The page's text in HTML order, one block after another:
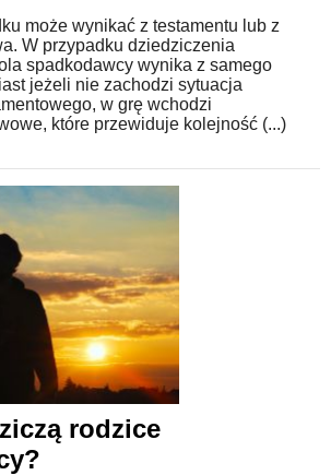
może wynikać z testamentu lub z
W przypadku dziedziczenia
spadkodawcy wynika z samego
jeżeli nie zachodzi sytuacja
w grę wchodzi
które przewiduje kolejność (...)
rodzice